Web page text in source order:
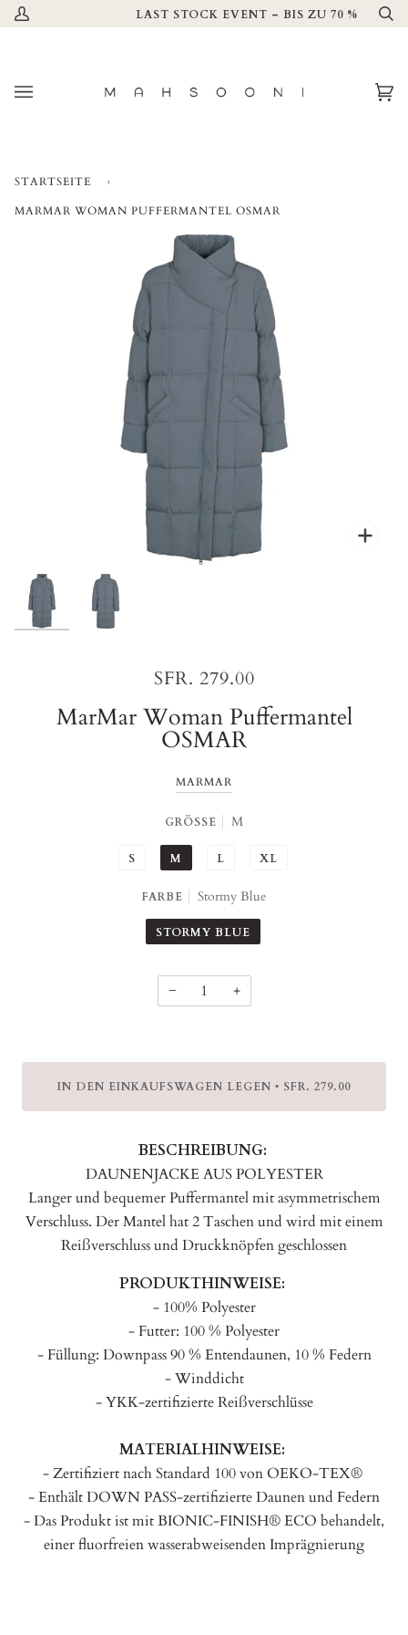
Direkt
Mein
LAST STOCK EVENT – BIS ZU 70 % – NUR
STARTSEITE
›
MARMAR WOMAN PUFFERMANTEL OSMAR
SFR. 279.00
MarMar Woman Puffermantel
OSMAR
MARMAR
GRÖSSE M
S M L XL
FARBE Stormy Blue
STORMY BLUE
− +
IN DEN EINKAUFSWAGEN LEGEN • SFR. 279.00
BESCHREIBUNG:
DAUNENJACKE AUS POLYESTER
Langer und bequemer Puffermantel mit asymmetrischem
Verschluss. Der Mantel hat 2 Taschen und wird mit einem
Reißverschluss und Druckknöpfen geschlossen
PRODUKTHINWEISE:
- 100% Polyester
- Futter: 100 % Polyester
- Füllung: Downpass 90 % Entendaunen, 10 % Federn
- Winddicht
- YKK-zertifizierte Reißverschlüsse
MATERIALHINWEISE:
- Zertifiziert nach Standard 100 von OEKO-TEX®
- Enthält DOWN PASS-zertifizierte Daunen und Federn
- Das Produkt ist mit BIONIC-FINISH® ECO behandelt,
einer fluorfreien wasserabweisenden Imprägnierung